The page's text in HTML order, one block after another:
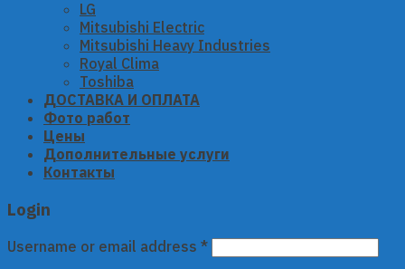
LG
Mitsubishi Electric
Mitsubishi Heavy Industries
Royal Clima
Toshiba
ДОСТАВКА И ОПЛАТА
Фото работ
Цены
Дополнительные услуги
Контакты
Login
Username or email address *